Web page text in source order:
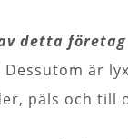
detta
Dessutom är
päls och till